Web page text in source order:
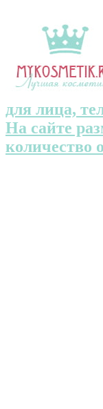
для лица,
На сайте
количество